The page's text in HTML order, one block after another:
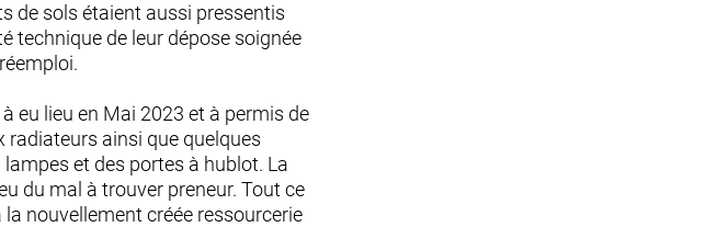
de sols étaient aussi pressentis
technique de leur dépose soignée
eu lieu en Mai 2023 et à permis de
radiateurs ainsi que quelques
et des portes à hublot. La
du mal à trouver preneur. Tout ce
nouvellement créée ressourcerie